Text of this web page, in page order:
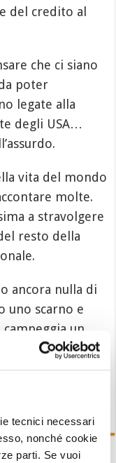
tecnici necessari
nonché cookie
parti. Se vuoi
del credito al
che ci siano
poter
legate alla
degli USA…
vita del mondo
molte.
a stravolgere
resto della
ancora nulla di
uno scarno e
campeggia un